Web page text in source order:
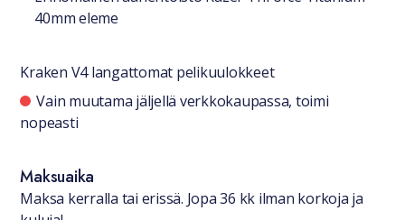
40mm eleme
Kraken V4 langattomat pelikuulokkeet
Saatavuustiedot
Vain muutama jäljellä verkkokaupassa, toimi
nopeasti
Maksuaika
Maksa kerralla tai erissä. Jopa 36 kk ilman korkoja ja